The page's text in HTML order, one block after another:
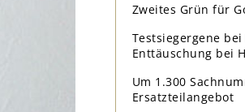
Zweites Grün für
Testsiegergene
Enttäuschung bei
Um 1.300
Ersatzteilangebot